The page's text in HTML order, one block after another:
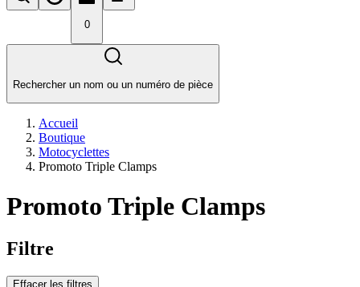
0
Rechercher un nom ou un numéro de pièce
Accueil
Boutique
Motocyclettes
Promoto Triple Clamps
Promoto Triple Clamps
Filtre
Effacer les filtres